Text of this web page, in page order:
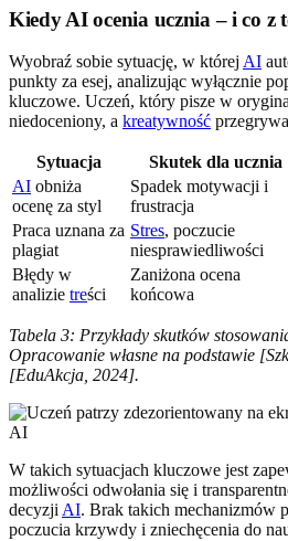
Kiedy AI ocenia ucznia – i co z
Wyobraź sobie sytuację, w której AI
punkty za esej, analizując wyłącznie
kluczowe. Uczeń, który pisze w
niedoceniony, a kreatywność
Sytuacja Skutek dla ucznia
AI obniża
ocenę za styl
Spadek motywacji i
frustracja
Praca uznana za
plagiat
Stres, poczucie
niesprawiedliwości
Błędy w
analizie treści
Zaniżona ocena
końcowa
Tabela 3: Przykłady skutków
Opracowanie własne na podstawie
[EduAkcja, 2024].
W takich sytuacjach kluczowe jest
możliwości odwołania się i
decyzjiAI. Brak takich mechanizmów
poczucia krzywdy i zniechęcenia do